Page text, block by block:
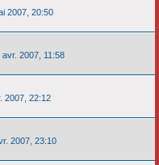
2007, 20:50
avr. 2007, 11:58
2007, 22:12
2007, 23:10